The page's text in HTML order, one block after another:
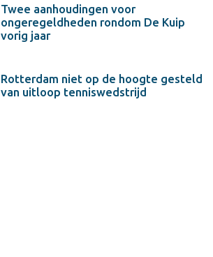
Twee aanhoudingen voor
ongeregeldheden rondom De Kuip
vorig jaar
Rotterdam niet op de hoogte gesteld
van uitloop tenniswedstrijd